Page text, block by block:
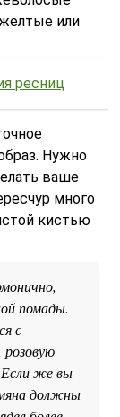
или
ресниц
Нужно
ваше
много
кистью
помады.
с
Если же вы
должны